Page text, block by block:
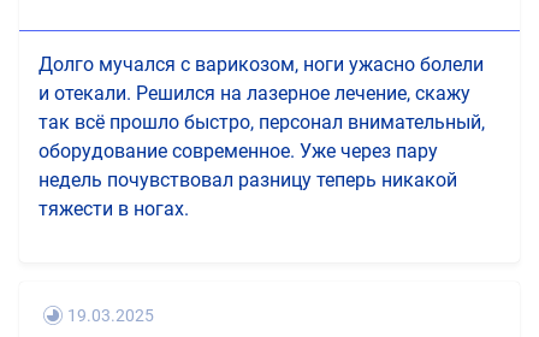
Долго мучался с варикозом, ноги ужасно болели
и отекали. Решился на лазерное лечение, скажу
так всё прошло быстро, персонал внимательный,
оборудование современное. Уже через пару
недель почувствовал разницу теперь никакой
тяжести в ногах.
19.03.2025